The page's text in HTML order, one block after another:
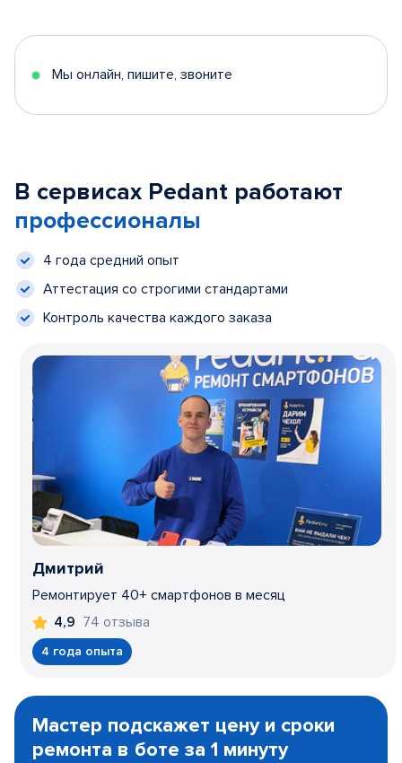
Мы онлайн, пишите, звоните
В сервисах Pedant работают
профессионалы
4 года средний опыт
Аттестация со строгими стандартами
Контроль качества каждого заказа
Дмитрий
Ремонтирует 40+ смартфонов в месяц
4,9 74 отзыва
4 года опыта
1
Мастер подскажет цену и сроки
ремонта в боте за 1 минуту